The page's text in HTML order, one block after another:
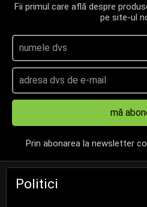
Fii primul care află despre
pe site-ul
mă
Prin abonarea la newsletter
Politici